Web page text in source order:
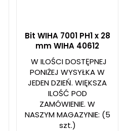
Bit WIHA 7001 PH1 x 28
mm WIHA 40612
W ILOŚCI DOSTĘPNEJ
PONIŻEJ WYSYŁKA W
JEDEN DZIEŃ. WIĘKSZA
ILOŚĆ POD
ZAMÓWIENIE. W
NASZYM MAGAZYNIE: (5
szt.)